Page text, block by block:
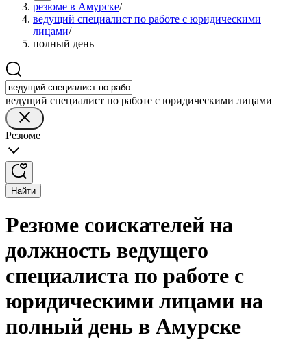
резюме в Амурске/
ведущий специалист по работе с юридическими
лицами/
полный день
ведущий специалист по работе с юридическими лицами
Резюме
Найти
Резюме соискателей на
должность ведущего
специалиста по работе с
юридическими лицами на
полный день в Амурске